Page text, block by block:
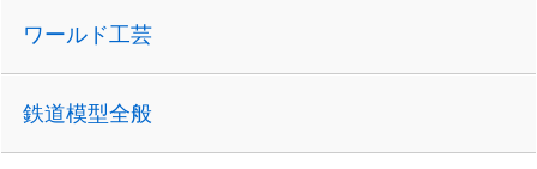
ワールド工芸
鉄道模型全般